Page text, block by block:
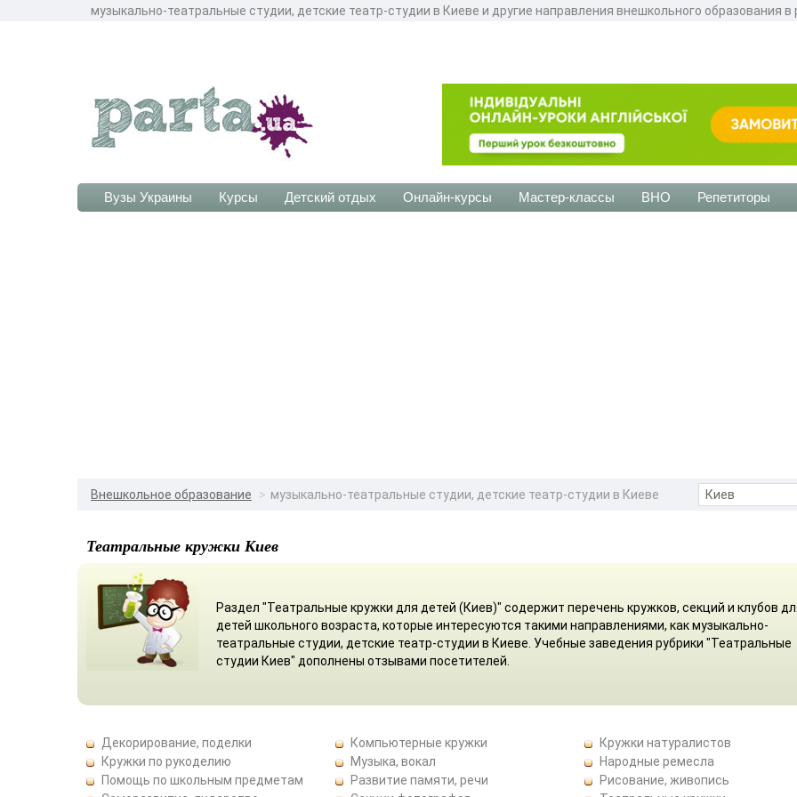
музыкально-театральные студии, детские театр-студии в Киеве и другие направления внешкольного образования
Вузы Украины Курсы Детский отдых Онлайн-курсы Мастер-классы ВНО Репетиторы
Внешкольное образование музыкально-театральные студии, детские театр-студии в Киеве
Театральные кружки Киев
Раздел "Театральные кружки для детей (Киев)" содержит перечень кружков, секций и клубов
детей школьного возраста, которые интересуются такими направлениями, как музыкально-
театральные студии, детские театр-студии в Киеве. Учебные заведения рубрики "Театральные
студии Киев" дополнены отзывами посетителей.
Декорирование, поделки Компьютерные кружки
Кружки натуралистов
Кружки по рукоделию
Музыка, вокал
Народные ремесла
Помощь по школьным предметам
Развитие памяти, речи
Рисование, живопись